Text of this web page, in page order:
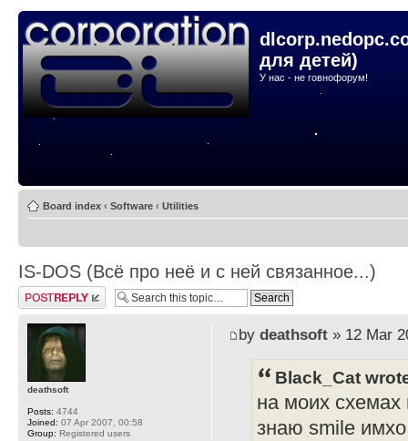
для детей)
У нас - не говнофорум!
Board index ‹ Software ‹ Utilities
IS-DOS (Всё про неё и с ней связанное...)
Post a reply
by deathsoft» 12 Mar
Black_Cat
на моих схемах
знаю smile
deathsoft
Posts: 4744
Joined: 07 Apr 2007, 00:58
Group: Registered users